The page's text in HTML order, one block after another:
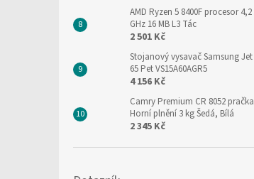
AMD Ryzen 5 8400F procesor 4,2
GHz 16 MB L3 Tác
2 501 Kč
Stojanový vysavač Samsung Jet
65 Pet VS15A60AGR5
4 156 Kč
Camry Premium CR 8052 pračka
Horní plnění 3 kg Šedá, Bílá
2 345 Kč